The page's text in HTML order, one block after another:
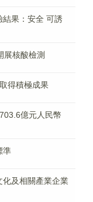
結果：安全 可誘
展核酸檢測
得積極成果
億元人民幣
準
化及相關產業企業